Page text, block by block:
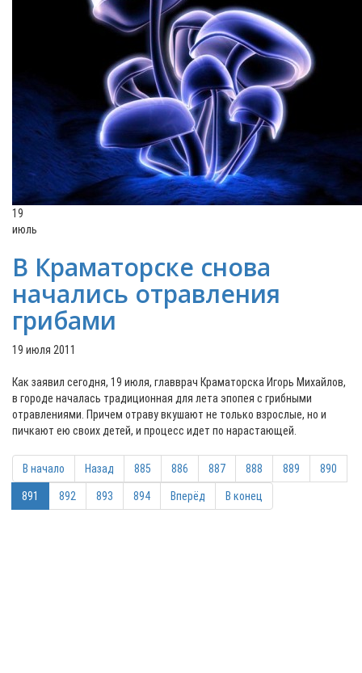
19
июль
В Краматорске снова
начались отравления
грибами
19 июля 2011
Как заявил сегодня, 19 июля, главврач Краматорска Игорь Михайлов,
в городе началась традиционная для лета эпопея с грибными
отравлениями. Причем отраву вкушают не только взрослые, но и
пичкают ею своих детей, и процесс идет по нарастающей.
В начало Назад 885 886 887 888 889 890
891 892 893 894 Вперёд В конец